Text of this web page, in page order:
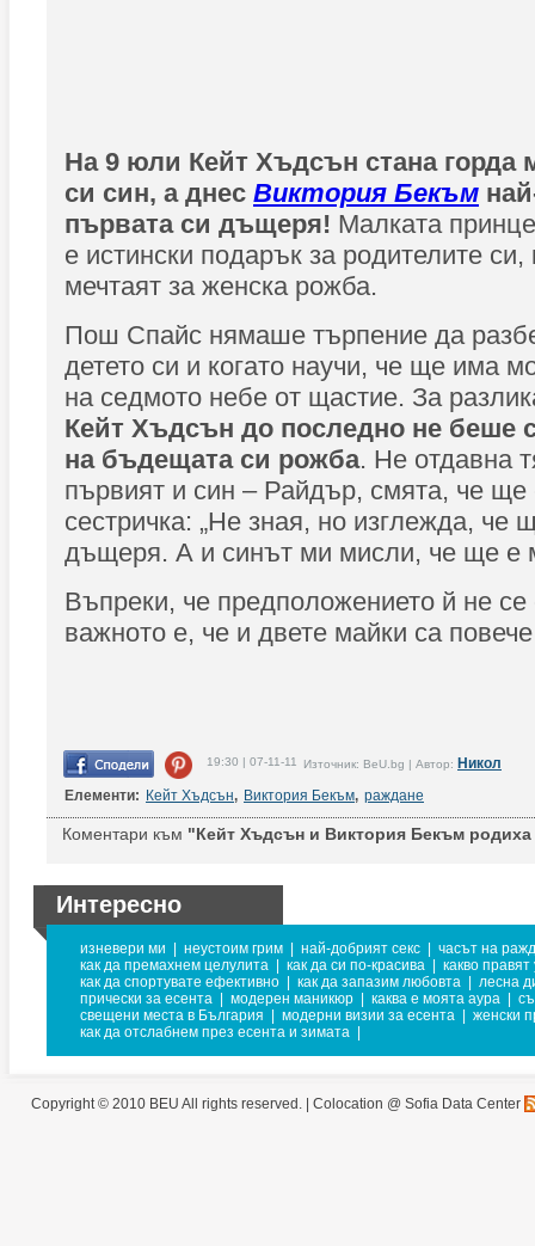
На 9 юли Кейт Хъдсън стана горда
си син, а днес Виктория Бекъм
първата си дъщеря! Малката
е истински подарък за родителите си,
мечтаят за женска рожба.
Пош Спайс нямаше търпение да
детето си и когато научи, че ще има
на седмото небе от щастие. За
Кейт Хъдсън до последно не беше
на бъдещата си рожба. Не отдавна
първият и син – Райдър, смята, че ще
сестричка: „Не зная, но изглежда, че
дъщеря. А и синът ми мисли, че ще е
Въпреки, че предположението й не се
важното е, че и двете майки са
19:30 | 07-11-11 Източник: BeU.bg | Автор: Никол
Елементи: Кейт Хъдсън, Виктория Бекъм, раждане
Коментари към "Кейт Хъдсън и Виктория Бекъм
Интересно
изневери ми неустоим грим най-добрият секс
часът на
как да премахнем целулита
как да си по-красива
какво
как да спортувате ефективно
как да запазим любовта
лесна
прически за есента
модерен маникюр каква е моята аура
свещени места в България
модерни визии за есента
женски
как да отслабнем през есента и зимата
Copyright © 2010 BEU All rights reserved. | Colocation @ Sofia Data Center